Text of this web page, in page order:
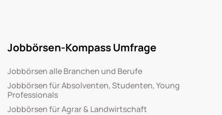
Jobbörsen-Kompass Umfrage
Jobbörsen alle Branchen und Berufe
Jobbörsen für Absolventen, Studenten, Young
Professionals
Jobbörsen für Agrar & Landwirtschaft